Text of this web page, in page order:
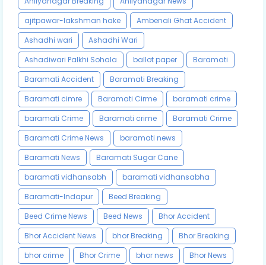
ajitpawar-lakshman hake
Ambenali Ghat Accident
Ashadhi wari
Ashadhi Wari
Ashadiwari Palkhi Sohala
ballot paper
Baramati
Baramati Accident
Baramati Breaking
Baramati cimre
Baramati Cirme
baramati crime
baramati Crime
Baramati crime
Baramati Crime
Baramati Crime News
baramati news
Baramati News
Baramati Sugar Cane
baramati vidhansabh
baramati vidhansabha
Baramati-Indapur
Beed Breaking
Beed Crime News
Beed News
Bhor Accident
Bhor Accident News
bhor Breaking
Bhor Breaking
bhor crime
Bhor Crime bhor news
Bhor News